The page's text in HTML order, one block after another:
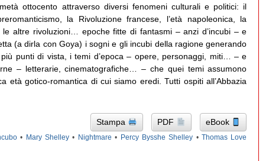
ottocento attraverso diversi fenomeni culturali e politici: il
la Rivoluzione francese, l’età napoleonica, la
le altre rivoluzioni… epoche fitte di fantasmi – anzi d’incubi – e
(a dirla con Goya) i sogni e gli incubi della ragione generando
punti di vista, i temi d’epoca – opere, personaggi, miti… – e
– letterarie, cinematografiche… – che quei temi assumono
età gotico-romantica di cui siamo eredi. Tutti ospiti all’Abbazia
Stampa PDF eBook
• Mary Shelley • Nightmare • Percy Bysshe Shelley •Thomas Love